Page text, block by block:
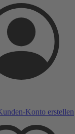
Konto erstellen